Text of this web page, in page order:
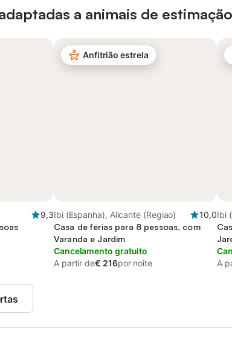
a animais de estimação
9,3
Anfitrião estrela
Ibi (Espanha), Alicante (Regiao)
10,0
Casa de férias para 8 pessoas, com
Varanda e Jardim
Cancelamento gratuito
A partir de€ 216por noite
Ibi
A